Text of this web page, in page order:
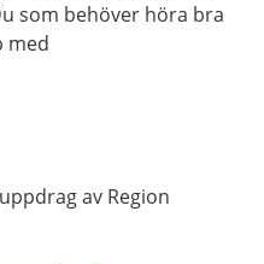
som behöver höra bra
med
av Region